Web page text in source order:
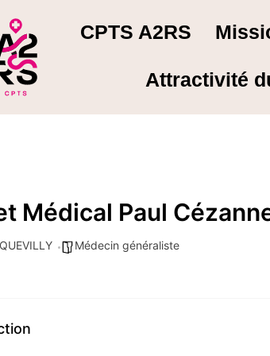
CPTS A2RS
Attractivité
Médical Paul
Médecin généraliste